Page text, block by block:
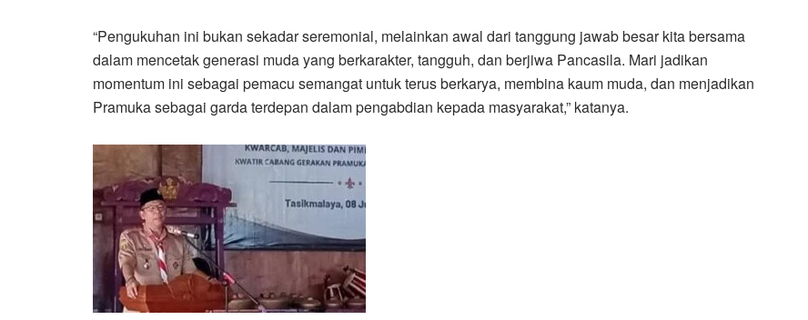
“Pengukuhan ini bukan sekadar seremonial, melainkan awal dari tanggung jawab besar kita bersama
dalam mencetak generasi muda yang berkarakter, tangguh, dan berjiwa Pancasila. Mari jadikan
momentum ini sebagai pemacu semangat untuk terus berkarya, membina kaum muda, dan menjadikan
Pramuka sebagai garda terdepan dalam pengabdian kepada masyarakat,” katanya.